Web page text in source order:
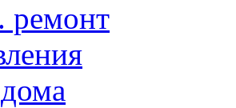
ремонт